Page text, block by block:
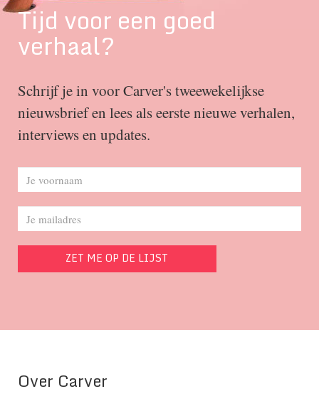
Tijd voor een goed
verhaal?
Schrijf je in voor Carver's tweewekelijkse
nieuwsbrief en lees als eerste nieuwe verhalen,
interviews en updates.
Over Carver